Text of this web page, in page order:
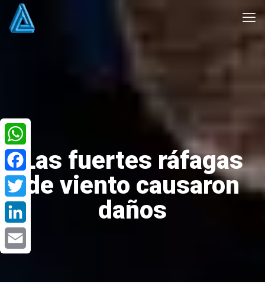
Las fuertes ráfagas
de viento causaron
daños
WhatsApp
Facebook
Twitter
LinkedIn